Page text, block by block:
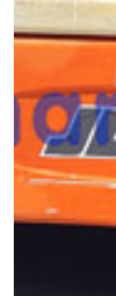
¿Te
esta
Rellena este
sobre esta
directo contigo.
Jlg